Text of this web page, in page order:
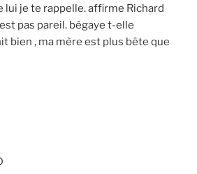
lui je te rappelle. affirme Richard
pas pareil. bégaye t-elle
bien , ma mère est plus bête que